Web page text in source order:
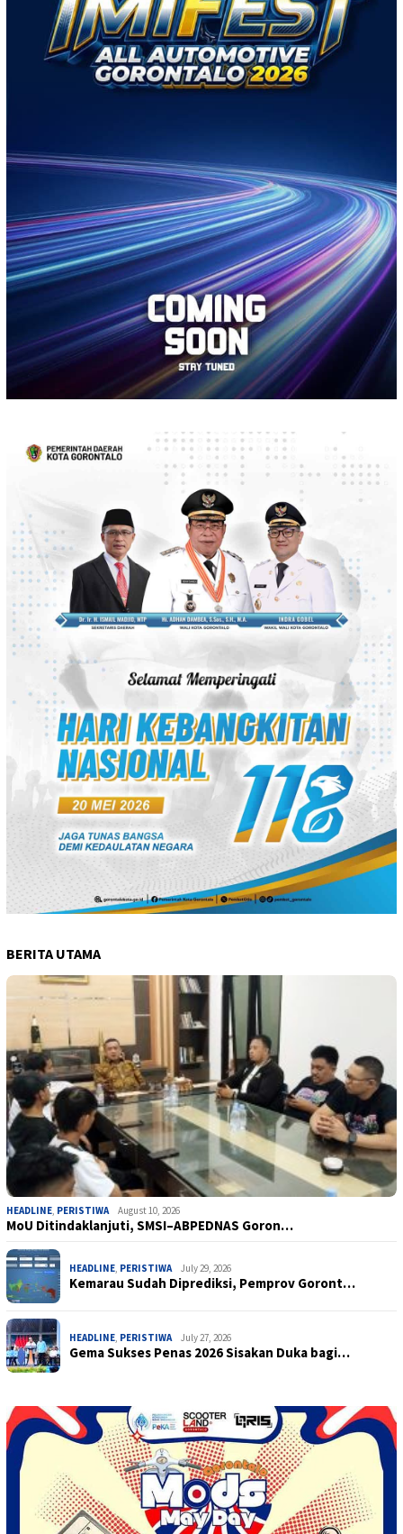
BERITA UTAMA
HEADLINE PERISTIWA August 10, 2026
MoU Ditindaklanjuti, SMSI–ABPEDNAS Goron…
HEADLINE PERISTIWA July 29, 2026
Kemarau Sudah Diprediksi, Pemprov Goront…
HEADLINE PERISTIWA July 27, 2026
Gema Sukses Penas 2026 Sisakan Duka bagi…